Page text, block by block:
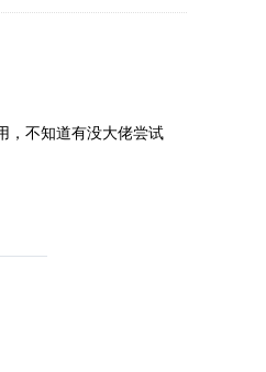
，不知道有没大佬尝试